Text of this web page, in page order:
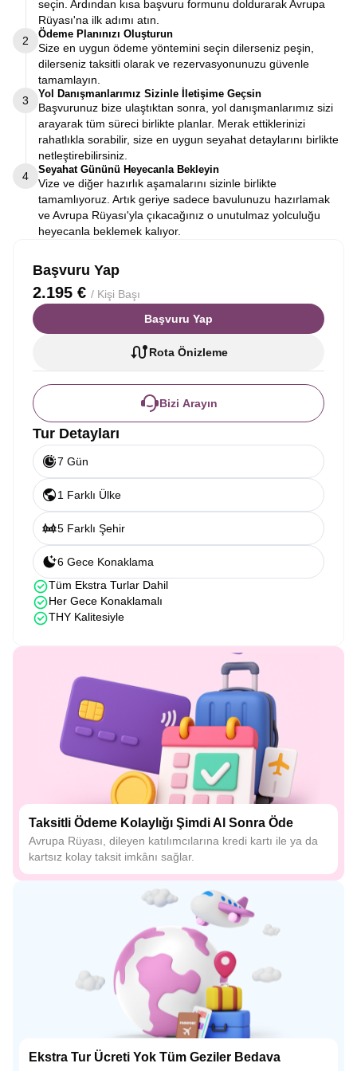
seçin. Ardından kısa başvuru formunu doldurarak Avrupa
Rüyası'na ilk adımı atın.
2
Ödeme Planınızı Oluşturun
Size en uygun ödeme yöntemini seçin dilerseniz peşin,
dilerseniz taksitli olarak ve rezervasyonunuzu güvenle
tamamlayın.
3
Yol Danışmanlarımız Sizinle İletişime Geçsin
Başvurunuz bize ulaştıktan sonra, yol danışmanlarımız sizi
arayarak tüm süreci birlikte planlar. Merak ettiklerinizi
rahatlıkla sorabilir, size en uygun seyahat detaylarını birlikte
netleştirebilirsiniz.
4
Seyahat Gününü Heyecanla Bekleyin
Vize ve diğer hazırlık aşamalarını sizinle birlikte
tamamlıyoruz. Artık geriye sadece bavulunuzu hazırlamak
ve Avrupa Rüyası'yla çıkacağınız o unutulmaz yolculuğu
heyecanla beklemek kalıyor.
Başvuru Yap
2.195 € / Kişi Başı
Başvuru Yap
Rota Önizleme
Bizi Arayın
Tur Detayları
7 Gün
1 Farklı Ülke
5 Farklı Şehir
6 Gece Konaklama
Tüm Ekstra Turlar Dahil
Her Gece Konaklamalı
THY Kalitesiyle
Taksitli Ödeme Kolaylığı Şimdi Al Sonra Öde
Avrupa Rüyası, dileyen katılımcılarına kredi kartı ile ya da
kartsız kolay taksit imkânı sağlar.
Ekstra Tur Ücreti Yok Tüm Geziler Bedava